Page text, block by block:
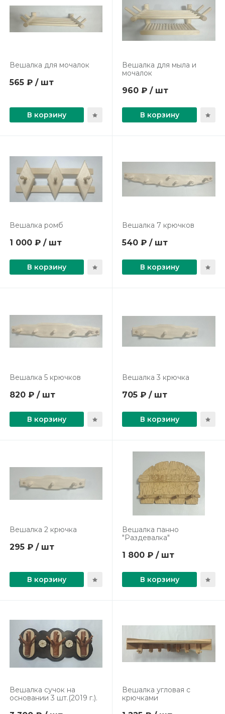
Вешалка для мочалок
565 ₽ / шт
В корзину
Вешалка для мыла и
мочалок
960 ₽ / шт
В корзину
Вешалка ромб
1 000 ₽ / шт
В корзину
Вешалка 7 крючков
540 ₽ / шт
В корзину
Вешалка 5 крючков
820 ₽ / шт
В корзину
Вешалка 3 крючка
705 ₽ / шт
В корзину
Вешалка 2 крючка
295 ₽ / шт
В корзину
Вешалка панно
"Раздевалка"
1 800 ₽ / шт
В корзину
Вешалка сучок на
основании 3 шт.(2019 г.).
Вешалка угловая с
крючками